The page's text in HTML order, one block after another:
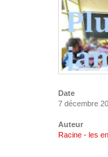
Date
7 décembre
Auteur
Racine - les